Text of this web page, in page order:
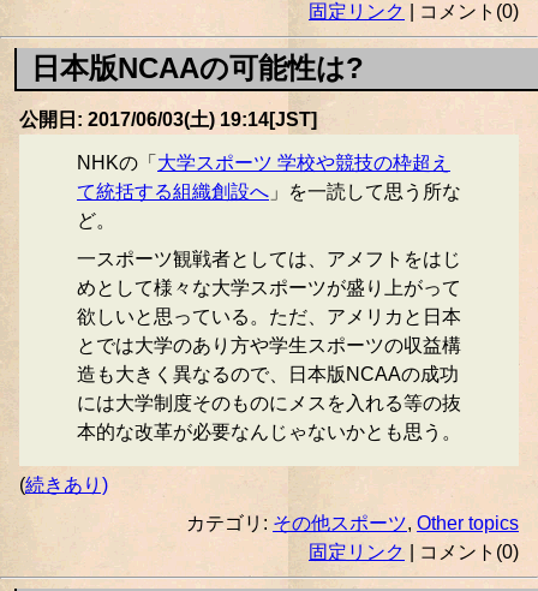
固定リンク | コメント(0)
日本版NCAAの可能性は?
公開日: 2017/06/03(土) 19:14[JST]
NHKの「 大学スポーツ 学校や競技の枠超え
て統括する組織創設へ 」を一読して思う所な
ど。
一スポーツ観戦者としては、アメフトをはじ
めとして様々な大学スポーツが盛り上がって
欲しいと思っている。ただ、アメリカと日本
とでは大学のあり方や学生スポーツの収益構
造も大きく異なるので、日本版NCAAの成功
には大学制度そのものにメスを入れる等の抜
本的な改革が必要なんじゃないかとも思う。
(続きあり)
カテゴリ: その他スポーツ, Other topics
固定リンク
| コメント(0)